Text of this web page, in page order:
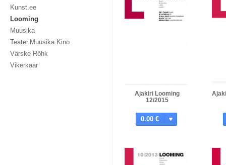
Kunst.ee
Looming
Muusika
Teater.Muusika.Kino
Värske Rõhk
Vikerkaar
Ajakiri Looming
12/2015
0.00 €